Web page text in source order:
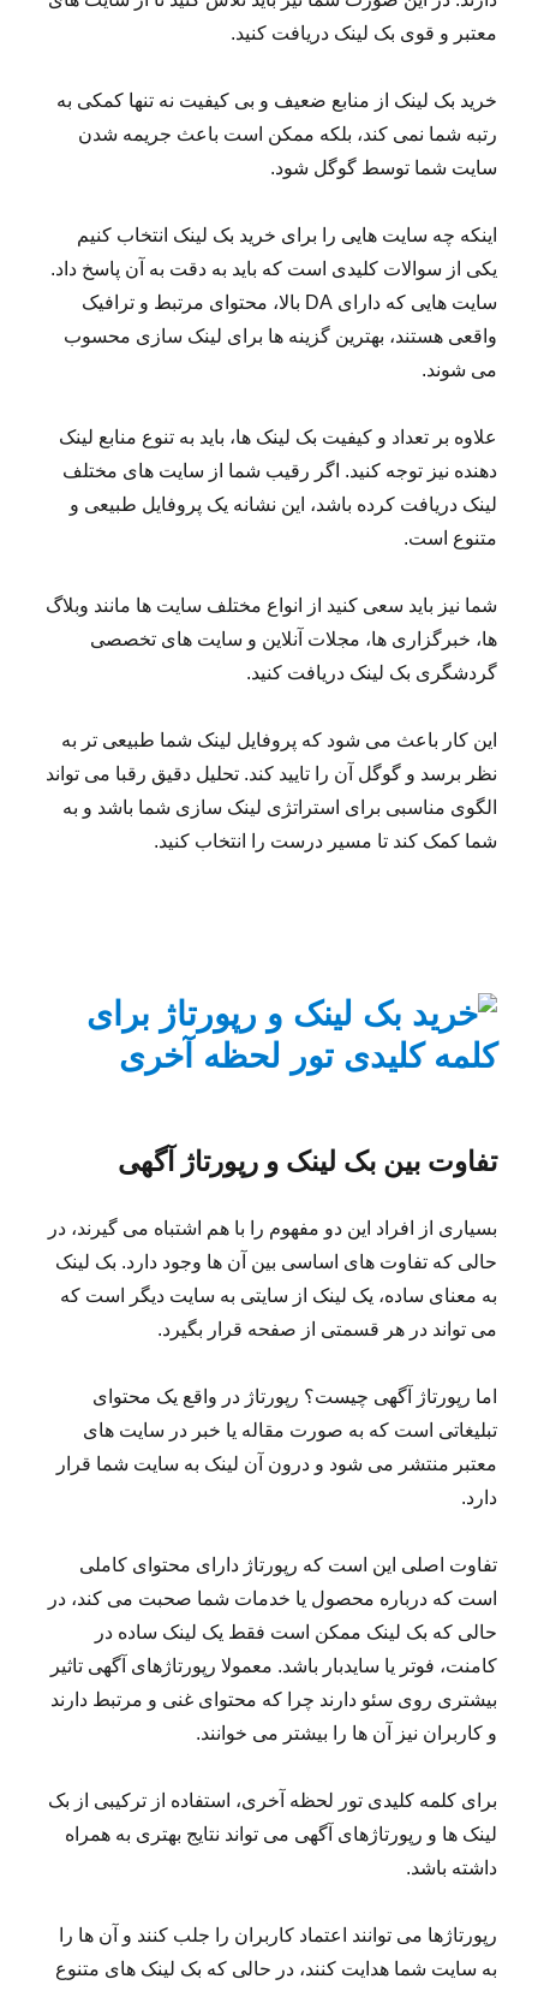
معتبر و قوی بک لینک دریافت کنید.
خرید بک لینک از منابع ضعیف و بی کیفیت نه تنها کمکی به
رتبه شما نمی کند، بلکه ممکن است باعث جریمه شدن
سایت شما توسط گوگل شود.
اینکه چه سایت هایی را برای خرید بک لینک انتخاب کنیم
یکی از سوالات کلیدی است که باید به دقت به آن پاسخ داد.
سایت هایی که دارای DA بالا، محتوای مرتبط و ترافیک
واقعی هستند، بهترین گزینه ها برای لینک سازی محسوب
می شوند.
علاوه بر تعداد و کیفیت بک لینک ها، باید به تنوع منابع لینک
دهنده نیز توجه کنید. اگر رقیب شما از سایت های مختلف
لینک دریافت کرده باشد، این نشانه یک پروفایل طبیعی و
متنوع است.
شما نیز باید سعی کنید از انواع مختلف سایت ها مانند وبلاگ
ها، خبرگزاری ها، مجلات آنلاین و سایت های تخصصی
گردشگری بک لینک دریافت کنید.
این کار باعث می شود که پروفایل لینک شما طبیعی تر به
نظر برسد و گوگل آن را تایید کند. تحلیل دقیق رقبا می تواند
الگوی مناسبی برای استراتژی لینک سازی شما باشد و به
شما کمک کند تا مسیر درست را انتخاب کنید.
تفاوت بین بک لینک و رپورتاژ آگهی
بسیاری از افراد این دو مفهوم را با هم اشتباه می گیرند، در
حالی که تفاوت های اساسی بین آن ها وجود دارد. بک لینک
به معنای ساده، یک لینک از سایتی به سایت دیگر است که
می تواند در هر قسمتی از صفحه قرار بگیرد.
اما رپورتاژ آگهی چیست؟ رپورتاژ در واقع یک محتوای
تبلیغاتی است که به صورت مقاله یا خبر در سایت های
معتبر منتشر می شود و درون آن لینک به سایت شما قرار
دارد.
تفاوت اصلی این است که رپورتاژ دارای محتوای کاملی
است که درباره محصول یا خدمات شما صحبت می کند، در
حالی که بک لینک ممکن است فقط یک لینک ساده در
کامنت، فوتر یا سایدبار باشد. معمولا رپورتاژهای آگهی تاثیر
بیشتری روی سئو دارند چرا که محتوای غنی و مرتبط دارند
و کاربران نیز آن ها را بیشتر می خوانند.
برای کلمه کلیدی تور لحظه آخری، استفاده از ترکیبی از بک
لینک ها و رپورتاژهای آگهی می تواند نتایج بهتری به همراه
داشته باشد.
رپورتاژها می توانند اعتماد کاربران را جلب کنند و آن ها را
به سایت شما هدایت کنند، در حالی که بک لینک های متنوع